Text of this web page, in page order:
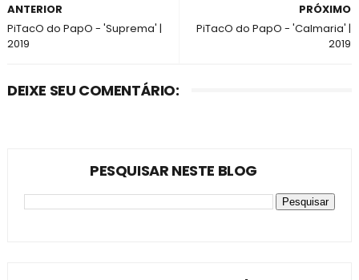
PRÓXIMO
PiTacO do PapO - 'Calmaria' |
2019
ANTERIOR
PiTacO do PapO - 'Suprema' |
2019
DEIXE SEU COMENTÁRIO:
PESQUISAR NESTE BLOG